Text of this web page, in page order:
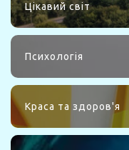
Цікавий світ
Психологія
Краса та здоров'я